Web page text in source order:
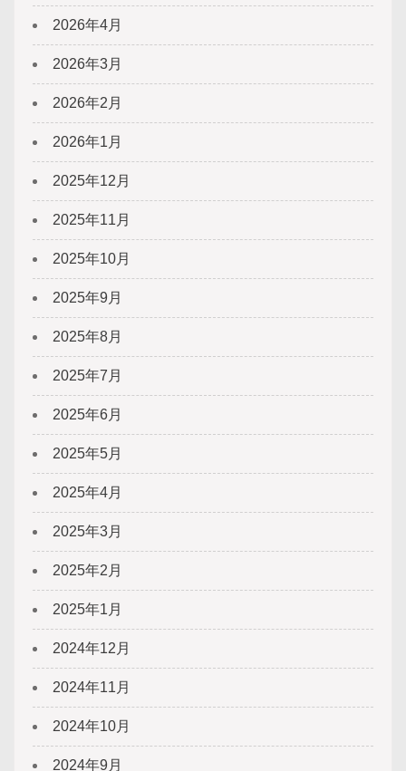
2026年4月
2026年3月
2026年2月
2026年1月
2025年12月
2025年11月
2025年10月
2025年9月
2025年8月
2025年7月
2025年6月
2025年5月
2025年4月
2025年3月
2025年2月
2025年1月
2024年12月
2024年11月
2024年10月
2024年9月